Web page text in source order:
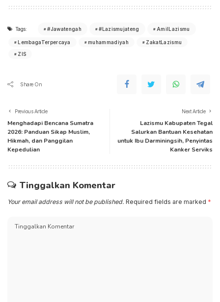
Tags: #Jawatengah #Lazismujateng AmilLazismu
LembagaTerpercaya muhammadiyah
ZakatLazismu
ZIS
Share On
Previous Article
Menghadapi Bencana Sumatra
2026: Panduan Sikap Muslim,
Hikmah, dan Panggilan
Kepedulian
Next Article
Lazismu Kabupaten Tegal
Salurkan Bantuan Kesehatan
untuk Ibu Darminingsih, Penyintas
Kanker Serviks
Tinggalkan Komentar
Your email address will not be published. Required fields are marked *